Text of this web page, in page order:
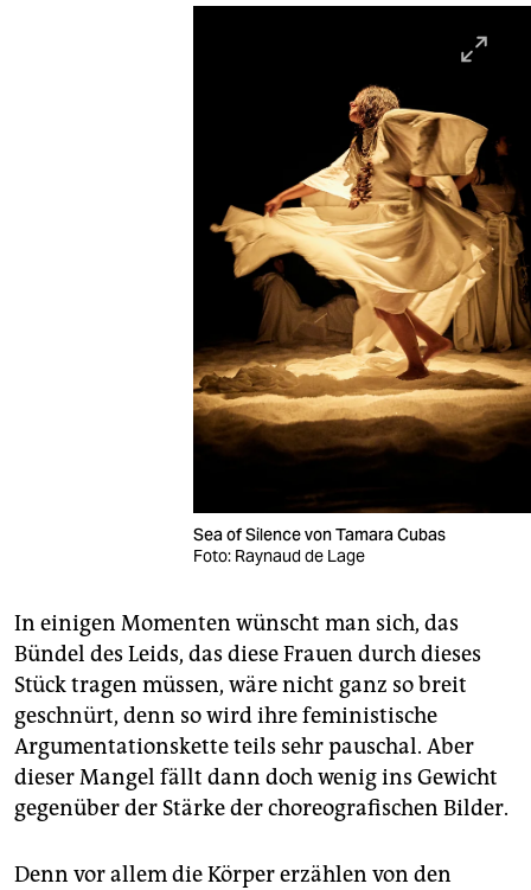
Sea of Silence von Tamara Cubas
Foto: Raynaud de Lage
In einigen Momenten wünscht man sich, das
Bündel des Leids, das diese Frauen durch dieses
Stück tragen müssen, wäre nicht ganz so breit
geschnürt, denn so wird ihre feministische
Argumentationskette teils sehr pauschal. Aber
dieser Mangel fällt dann doch wenig ins Gewicht
gegenüber der Stärke der choreografischen Bilder.
Denn vor allem die Körper erzählen von den